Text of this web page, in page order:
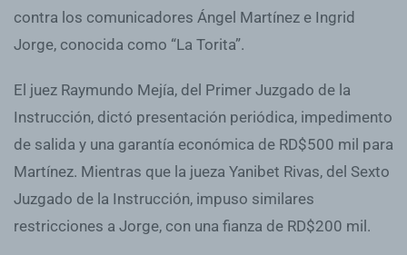
contra los comunicadores Ángel Martínez e Ingrid
Jorge, conocida como “La Torita”.
El juez Raymundo Mejía, del Primer Juzgado de la
Instrucción, dictó presentación periódica, impedimento
de salida y una garantía económica de RD$500 mil para
Martínez. Mientras que la jueza Yanibet Rivas, del Sexto
Juzgado de la Instrucción, impuso similares
restricciones a Jorge, con una fianza de RD$200 mil.